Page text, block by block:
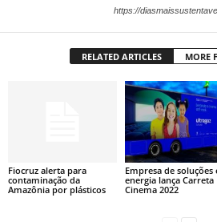
https://
RELATED ARTICLES MORE
Fiocruz alerta para
contaminação da
Amazônia por plásticos
Empresa de soluções
energia lança Carreta
Cinema 2022